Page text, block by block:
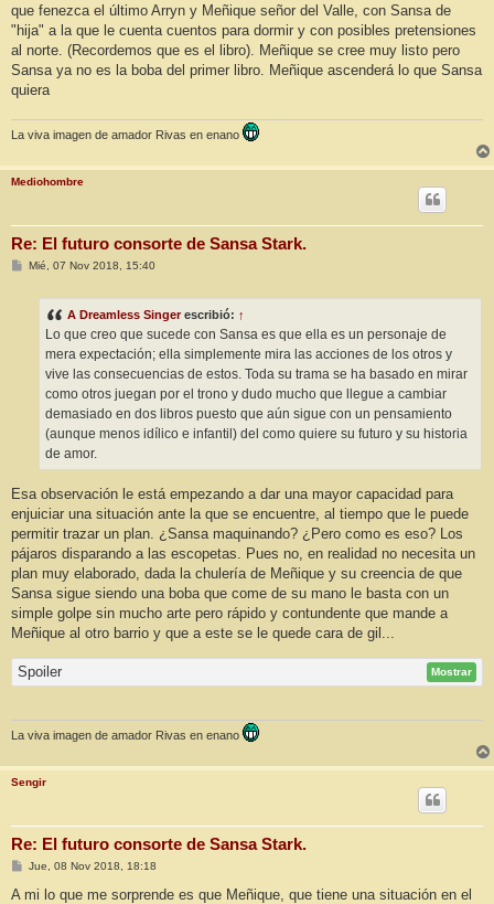
que fenezca el último Arryn y Meñique señor del Valle, con Sansa de
"hija" a la que le cuenta cuentos para dormir y con posibles pretensiones
al norte. (Recordemos que es el libro). Meñique se cree muy listo pero
Sansa ya no es la boba del primer libro. Meñique ascenderá lo que Sansa
quiera
La viva imagen de amador Rivas en enano
Mediohombre
Re: El futuro consorte de Sansa Stark.
MMié, 07 Nov 2018, 15:40
A Dreamless Singerescribió: ↑
Lo que creo que sucede con Sansa es que ella es un personaje de
mera expectación; ella simplemente mira las acciones de los otros y
vive las consecuencias de estos. Toda su trama se ha basado en mirar
como otros juegan por el trono y dudo mucho que llegue a cambiar
demasiado en dos libros puesto que aún sigue con un pensamiento
(aunque menos idílico e infantil) del como quiere su futuro y su historia
de amor.
Esa observación le está empezando a dar una mayor capacidad para
enjuiciar una situación ante la que se encuentre, al tiempo que le puede
permitir trazar un plan. ¿Sansa maquinando? ¿Pero como es eso? Los
pájaros disparando a las escopetas. Pues no, en realidad no necesita un
plan muy elaborado, dada la chulería de Meñique y su creencia de que
Sansa sigue siendo una boba que come de su mano le basta con un
simple golpe sin mucho arte pero rápido y contundente que mande a
Meñique al otro barrio y que a este se le quede cara de gil...
Spoiler Mostrar
La viva imagen de amador Rivas en enano
Sengir
Re: El futuro consorte de Sansa Stark.
M
n
Jue, 08 Nov 2018, 18:18
A mi lo que me sorprende es que Meñique, que tiene una situación en el